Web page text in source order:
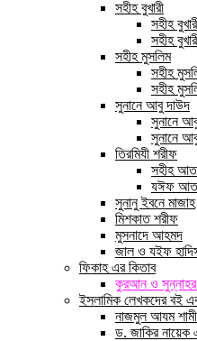
সহীহ বুখারী
সহীহ
সহীহ
সহীহ মুসলিম
সহীহ
সহীহ
সুনানে আবু দাউদ
সুনানে
সুনানে
তিরমিযী শরীফ
সহীহ আত
যঈফ আত
সুনানু ইবনে মাজাহ
মিশকাত শরীফ
মুসনাদে আহমদ
জাল ও যইফ
ফিকাহ এর কিতাব
কুরআন ও
ইসলামিক লেখকদের বই
নাজমুল আযম
ড. জাকির নায়েক